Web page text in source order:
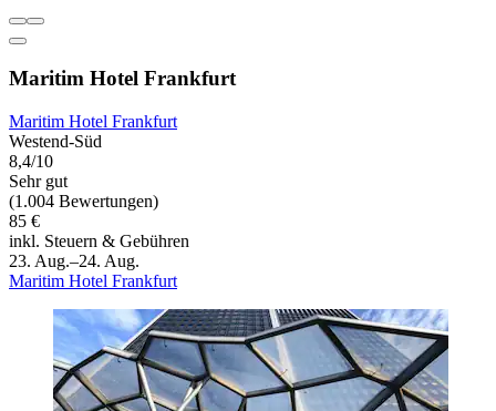
Maritim Hotel Frankfurt
Maritim Hotel Frankfurt
Westend-Süd
8,4/10
Sehr gut
(1.004 Bewertungen)
85 €
inkl. Steuern & Gebühren
23. Aug.–24. Aug.
Maritim Hotel Frankfurt